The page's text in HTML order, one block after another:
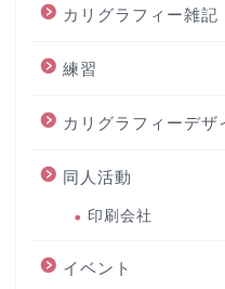
カリグラフィー雑記
練習
カリグラフィーデザ
同人活動
印刷会社
イベント